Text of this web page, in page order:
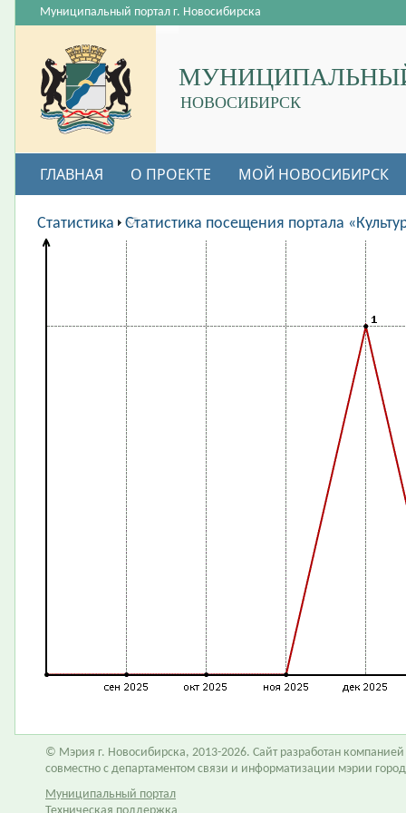
НОВОСИБИРСК
Муниципальный портал г. Новосибирска
ГЛАВНАЯ О ПРОЕКТЕ МОЙ НОВОСИБИРСК
ВАКАНСИИ
Статистика Статистика посещения портала
© Мэрия г. Новосибирска, 2013-2026. Сайт разработан компанией
совместно с департаментом связи и информатизации мэрии
Муниципальный портал